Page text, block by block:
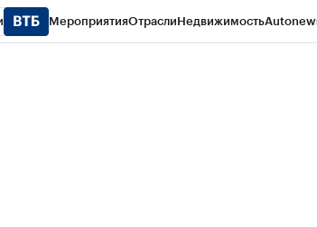
МероприятияОтраслиНедвижимость